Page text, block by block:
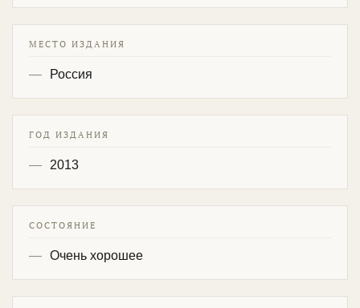
МЕСТО ИЗДАНИЯ
Россия
ГОД ИЗДАНИЯ
2013
СОСТОЯНИЕ
Очень хорошее